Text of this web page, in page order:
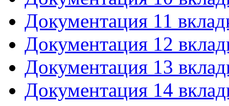
Документация 11
Документация 12
Документация 13
Документация 14